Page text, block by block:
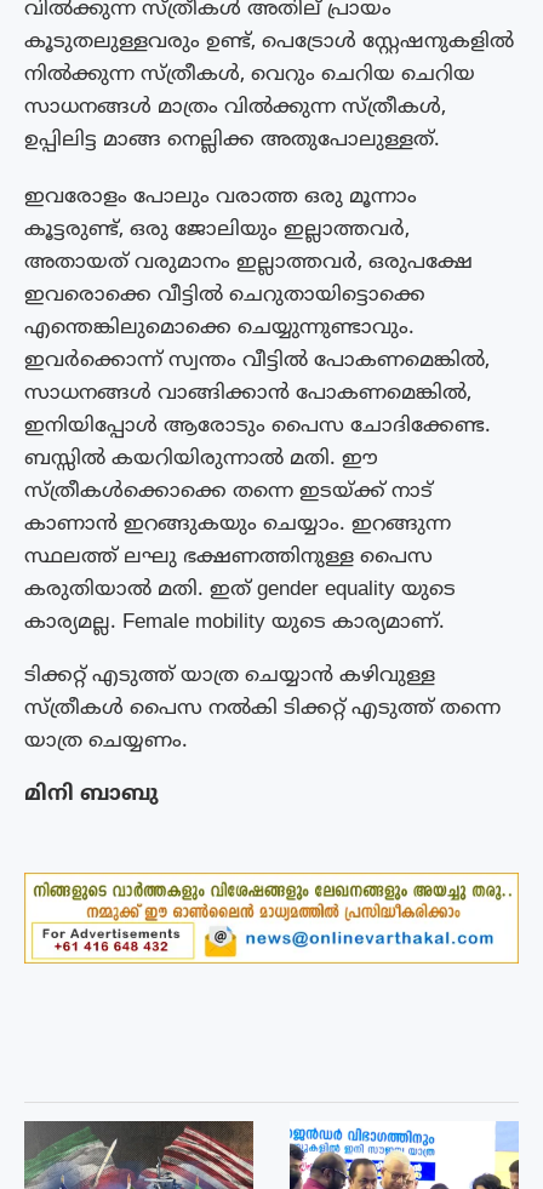
വിൽക്കുന്ന സ്ത്രീകൾ അതില് പ്രായം
കൂടുതലുള്ളവരും ഉണ്ട്, പെട്രോൾ സ്റ്റേഷനുകളിൽ
നിൽക്കുന്ന സ്ത്രീകൾ, വെറും ചെറിയ ചെറിയ
സാധനങ്ങൾ മാത്രം വിൽക്കുന്ന സ്ത്രീകൾ,
ഉപ്പിലിട്ട മാങ്ങ നെല്ലിക്ക അതുപോലുള്ളത്.
ഇവരോളം പോലും വരാത്ത ഒരു മൂന്നാം
കൂട്ടരുണ്ട്, ഒരു ജോലിയും ഇല്ലാത്തവർ,
അതായത് വരുമാനം ഇല്ലാത്തവർ, ഒരുപക്ഷേ
ഇവരൊക്കെ വീട്ടിൽ ചെറുതായിട്ടൊക്കെ
എന്തെങ്കിലുമൊക്കെ ചെയ്യുന്നുണ്ടാവും.
ഇവർക്കൊന്ന് സ്വന്തം വീട്ടിൽ പോകണമെങ്കിൽ,
സാധനങ്ങൾ വാങ്ങിക്കാൻ പോകണമെങ്കിൽ,
ഇനിയിപ്പോൾ ആരോടും പൈസ ചോദിക്കേണ്ട.
ബസ്സിൽ കയറിയിരുന്നാൽ മതി. ഈ
സ്ത്രീകൾക്കൊക്കെ തന്നെ ഇടയ്ക്ക് നാട്
കാണാൻ ഇറങ്ങുകയും ചെയ്യാം. ഇറങ്ങുന്ന
സ്ഥലത്ത് ലഘു ഭക്ഷണത്തിനുള്ള പൈസ
കരുതിയാൽ മതി. ഇത് gender equality യുടെ
കാര്യമല്ല. Female mobility യുടെ കാര്യമാണ്.
ടിക്കറ്റ് എടുത്ത് യാത്ര ചെയ്യാൻ കഴിവുള്ള
സ്ത്രീകൾ പൈസ നൽകി ടിക്കറ്റ് എടുത്ത് തന്നെ
യാത്ര ചെയ്യണം.
മിനി ബാബു